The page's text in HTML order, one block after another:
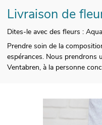
Livraison de
Dites-le avec des fleurs :
Prendre soin de la
espérances. Nous prendrons
Ventabren, à la personne